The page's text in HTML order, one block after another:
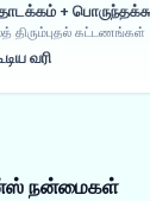
+
திரும்புதல் கட்டணங்கள்
வரி
நன்மைகள்